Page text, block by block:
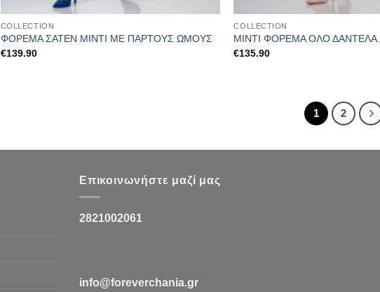
COLLECTION
ΦΟΡΕΜΑ ΣΑΤΕΝ ΜΙΝΤΙ ΜΕ ΠΑΡΤΟΥΣ ΩΜΟΥΣ
€139.90
COLLECTION
ΜΙΝΤΙ ΦΟΡΕΜΑ ΟΛΟ ΔΑΝΤΕΛΑ.
€135.90
1 2
Επικοινωνήστε μαζί μας
2821002061
info@foreverchania.gr